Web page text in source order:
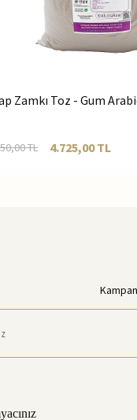
Zamkı Toz - Gum
TL 4.725,00TL